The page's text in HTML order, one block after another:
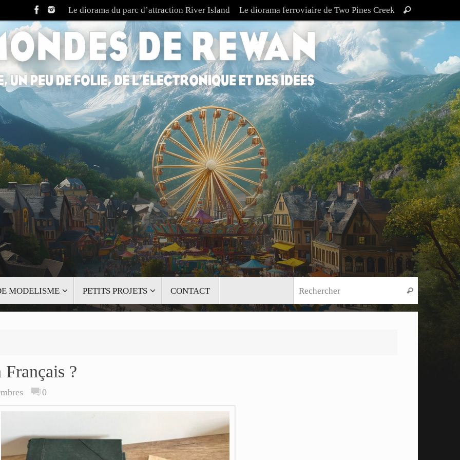
Le diorama du parc d’attraction River Island Le diorama ferroviaire de Two Pines Creek
pour
Rechercher
MODELISME PETITS PROJETS CONTACT Rechercher
?
0